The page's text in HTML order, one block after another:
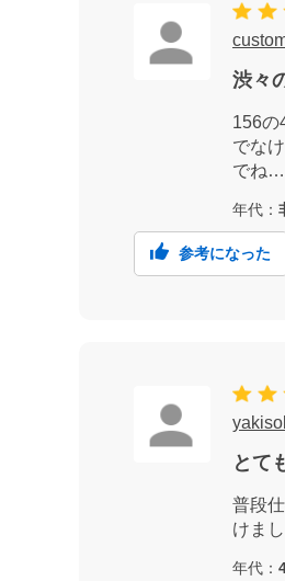
渋々
156の
でな
でね…
年代：
参考になった
とて
普段
けまし
年代：